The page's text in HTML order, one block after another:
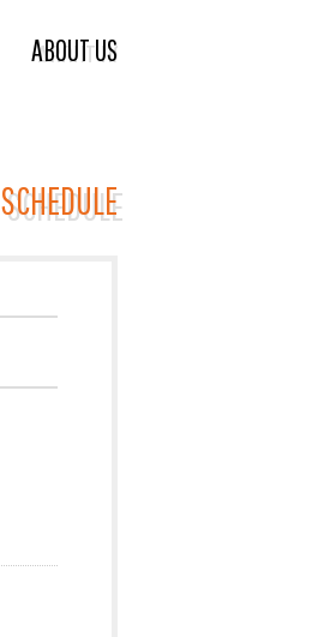
ABOUT US
SCHEDULE